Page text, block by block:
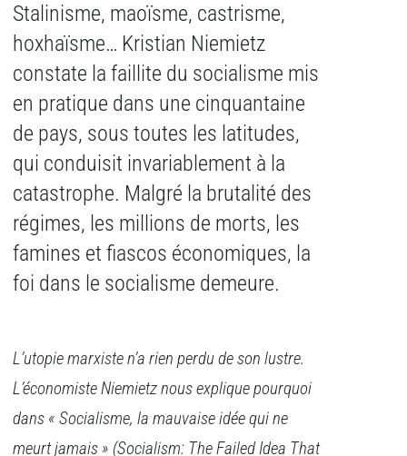
Stalinisme, maoïsme, castrisme,
hoxhaïsme… Kristian Niemietz
constate la faillite du socialisme mis
en pratique dans une cinquantaine
de pays, sous toutes les latitudes,
qui conduisit invariablement à la
catastrophe. Malgré la brutalité des
régimes, les millions de morts, les
famines et fiascos économiques, la
foi dans le socialisme demeure.
L’utopie marxiste n’a rien perdu de son lustre.
L’économiste Niemietz nous explique pourquoi
dans « Socialisme, la mauvaise idée qui ne
meurt jamais » (Socialism: The Failed Idea That